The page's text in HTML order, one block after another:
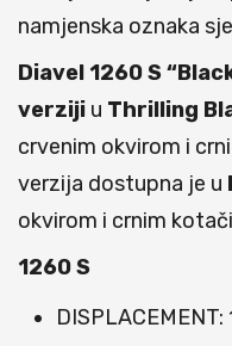
namjenska oznaka
Diavel 1260 S
verziji u Thrilling
crvenim okvirom i
verzija dostupna je u
okvirom i crnim
1260 S